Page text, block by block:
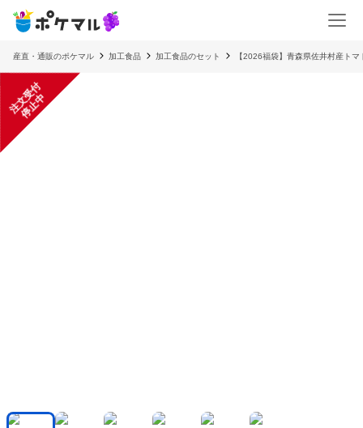
産直・通販のポケマル 加工食品 加工食品のセット 【2026福袋】青森県佐井村産ト
注
文
受
付
停
止
中